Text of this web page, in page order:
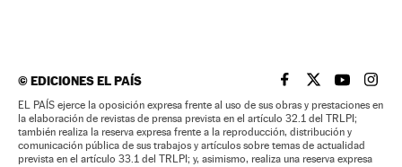
©EDICIONES EL PAÍS EL PAÍS BRASIL EN
EL PAÍSEL PAÍS
EL
EL PAÍS ejerce la oposición expresa frente al uso de sus obras y prestaciones en
la elaboración de revistas de prensa prevista en el artículo 32.1 del TRLPI;
también realiza la reserva expresa frente a la reproducción, distribución y
comunicación pública de sus trabajos y artículos sobre temas de actualidad
prevista en el artículo 33.1 del TRLPI; y, asimismo, realiza una reserva expresa